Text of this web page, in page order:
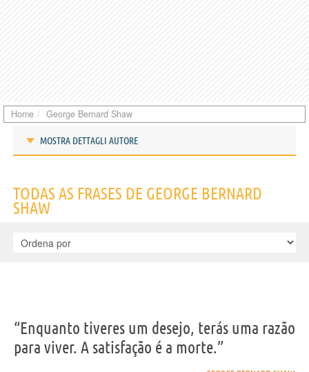
Home George Bernard Shaw
MOSTRA DETTAGLI AUTORE
Nome George Bernard
Sobrenome Shaw
Nascido 26 Julho 1856 em Dublino
Falecido 2 Novembro 1950 em Hertfordshire
TODAS AS FRASES DE GEORGE BERNARD
SHAW
“Enquanto tiveres um desejo, terás uma razão
para viver. A satisfação é a morte.”